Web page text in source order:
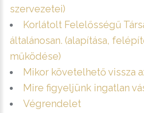
szervezetei)
Korlátolt Felelősségű
általánosan. (alapítása,
működése)
Mikor követelhető vissza
Mire figyeljünk ingatlan
Végrendelet